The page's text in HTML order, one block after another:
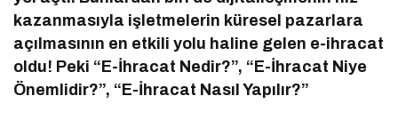
kazanmasıyla işletmelerin küresel pazarlara
açılmasının en etkili yolu haline gelen e-ihracat
oldu! Peki “E-İhracat Nedir?”, “E-İhracat Niye
Önemlidir?”, “E-İhracat Nasıl Yapılır?”